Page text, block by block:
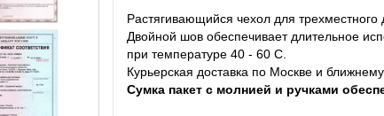
Растягивающийся чехол для трехместного
Двойной шов обеспечивает длительное
при температуре 40 - 60 С.
Курьерская доставка по Москве и
Сумка пакет с молнией и ручками